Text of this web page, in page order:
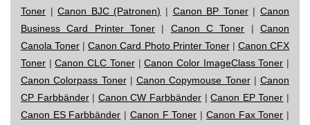
Toner |Canon BJC (Patronen) | Canon BP Toner|Canon
Business Card Printer Toner | Canon C Toner |Canon
Canola Toner |Canon Card Photo Printer Toner| Canon CFX
Toner |Canon CLC Toner|Canon Color ImageClass Toner |
Canon Colorpass Toner| Canon Copymouse Toner| Canon
CP Farbbänder| Canon CW Farbbänder |Canon EP Toner |
Canon ES Farbbänder | Canon F Toner | Canon Fax Toner |